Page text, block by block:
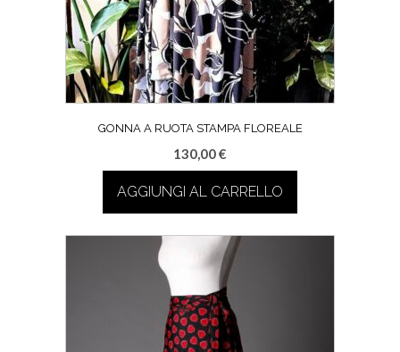
GONNA A RUOTA STAMPA FLOREALE
130,00€
AGGIUNGI AL CARRELLO